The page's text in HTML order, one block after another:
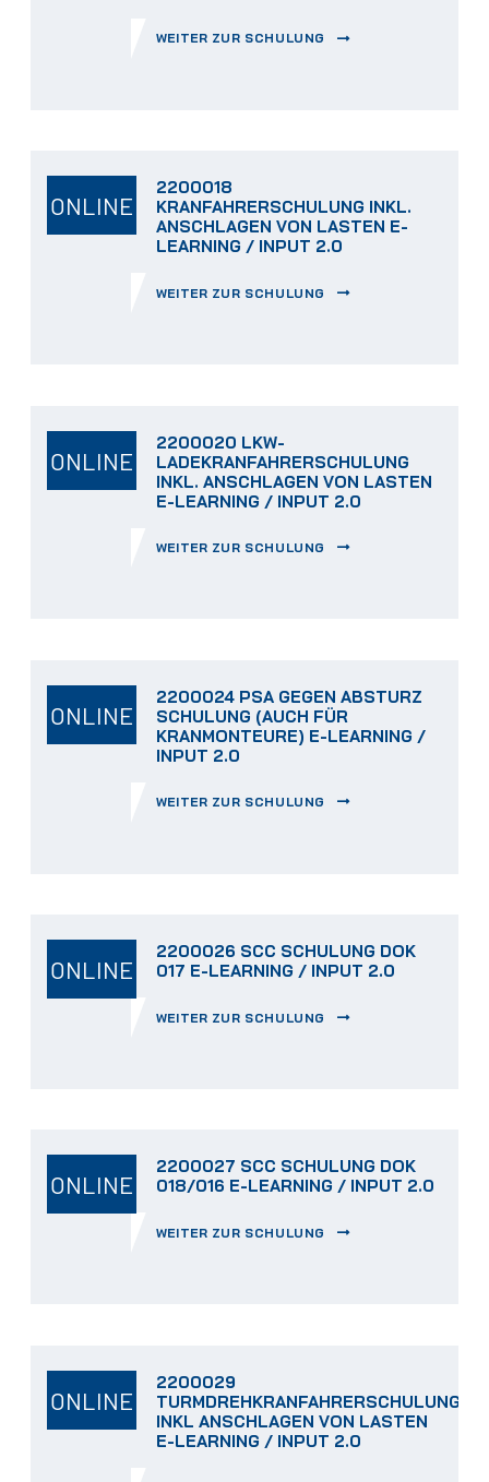
WEITER ZUR SCHULUNG
ONLINE
2200018
KRANFAHRERSCHULUNG INKL.
ANSCHLAGEN VON LASTEN E-
LEARNING / INPUT 2.0
WEITER ZUR SCHULUNG
ONLINE
2200020 LKW-
LADEKRANFAHRERSCHULUNG
INKL. ANSCHLAGEN VON LASTEN
E-LEARNING / INPUT 2.0
WEITER ZUR SCHULUNG
ONLINE
2200024 PSA GEGEN ABSTURZ
SCHULUNG (AUCH FÜR
KRANMONTEURE) E-LEARNING /
INPUT 2.0
WEITER ZUR SCHULUNG
ONLINE
2200026 SCC SCHULUNG DOK
017 E-LEARNING / INPUT 2.0
WEITER ZUR SCHULUNG
ONLINE
2200027 SCC SCHULUNG DOK
018/016 E-LEARNING / INPUT 2.0
WEITER ZUR SCHULUNG
ONLINE
2200029
TURMDREHKRANFAHRERSCHULUNG
INKL ANSCHLAGEN VON LASTEN
E-LEARNING / INPUT 2.0